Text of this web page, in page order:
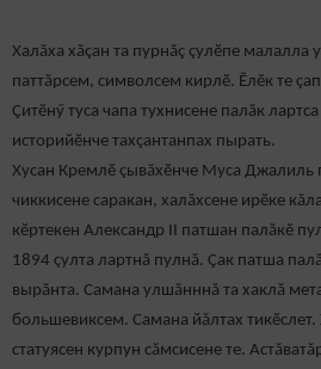
Халăха хăçан та пурнăç çулӗпе малалла
паттăрсем, символсем кирлӗ. Ӗлӗк те
Çитӗнӳ туса чапа тухнисене палăк
историйӗнче тахçантанпах пырать.
Хусан Кремлӗ çывăхӗнче Муса Джалиль
чиккисене саракан, халăхсене ирӗке
кӗртекен Александр II патшан палăкӗ
1894 çулта лартнă пулнă. Çак патша
вырăнта. Самана улшăнннă та хаклă
большевиксем. Самана йăлтах
статуясен курпун сăмсисене те.